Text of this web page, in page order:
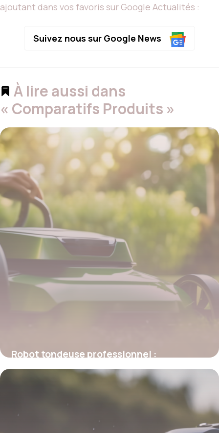
ajoutant dans vos favoris sur Google Actualités :
Suivez nous sur Google News
À lire aussi dans
« Comparatifs Produits »
Robot tondeuse professionnel :
fonctionnement et avantages clés